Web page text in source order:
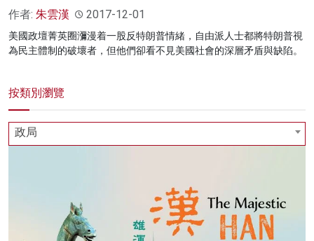
作者: 朱雲漢 2017-12-01
美國政壇菁英圈瀰漫着一股反特朗普情緒，自由派人士都將特朗普視
為民主體制的破壞者，但他們卻看不見美國社會的深層矛盾與缺陷。
按類別瀏覽
政局